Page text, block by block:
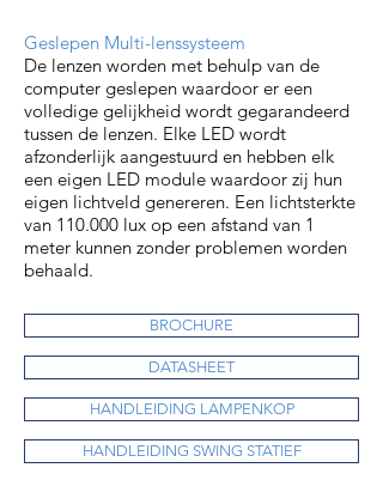
Geslepen Multi-lenssysteem
De lenzen worden met behulp van de
computer geslepen waardoor er een
volledige gelijkheid wordt gegarandeerd
tussen de lenzen. Elke LED wordt
afzonderlijk aangestuurd en hebben elk
een eigen LED module waardoor zij hun
eigen lichtveld genereren. Een lichtsterkte
van 110.000 lux op een afstand van 1
meter kunnen zonder problemen worden
behaald.
BROCHURE
DATASHEET
HANDLEIDING LAMPENKOP
HANDLEIDING SWING STATIEF